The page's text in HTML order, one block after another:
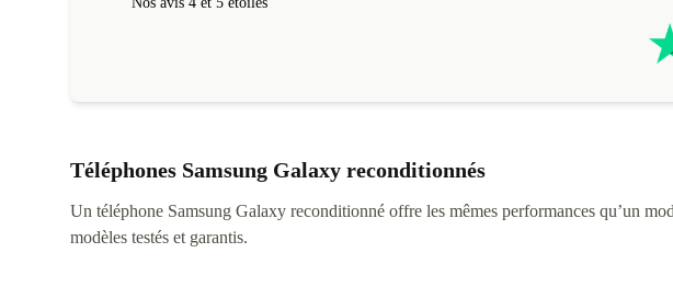
Téléphones Samsung Galaxy reconditionnés
Un téléphone Samsung Galaxy reconditionné offre les mêmes performances qu’un
modèles testés et garantis.